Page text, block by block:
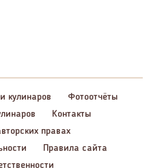
кулинаров
Фотоотчёты
Контакты
правах
Правила сайта